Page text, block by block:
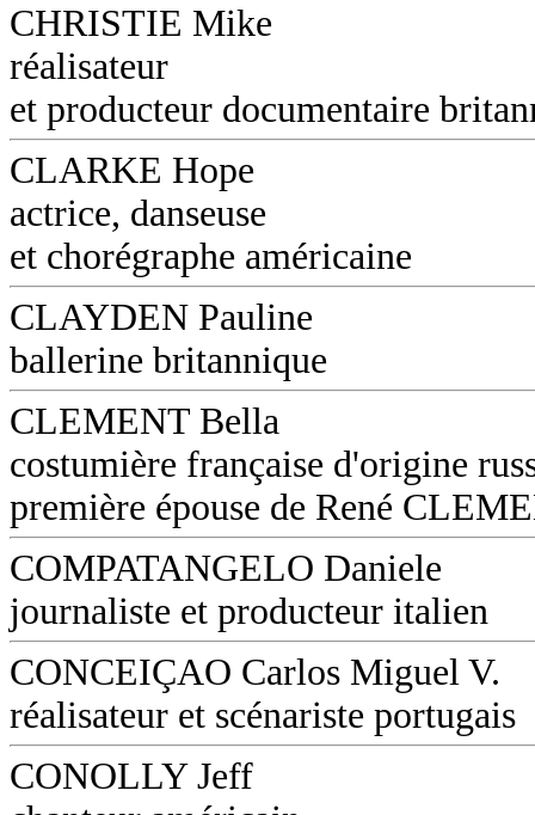
CHRISTIE Mike
réalisateur
et producteur documentaire
CLARKE Hope
actrice, danseuse
et chorégraphe américaine
CLAYDEN Pauline
ballerine britannique
CLEMENT Bella
costumière française d'origine
première épouse de René
COMPATANGELO Daniele
journaliste et producteur italien
CONCEIÇAO Carlos Miguel V.
réalisateur et scénariste portugais
CONOLLY Jeff